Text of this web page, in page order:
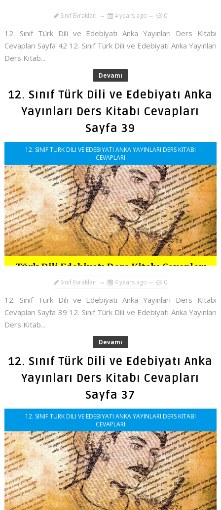
Sınıf Evrakları 4 years ago 0
12. Sınıf Türk Dili ve Edebiyatı Anka Yayınları Ders Kitabı
Cevapları Sayfa 42 12. Sınıf Türk Dili ve Edebiyatı Anka Yayınları
Ders Kitab...
Devamı
12. Sınıf Türk Dili ve Edebiyatı Anka
Yayınları Ders Kitabı Cevapları
Sayfa 39
12. SINIF TÜRK DILI VE EDEBIYATI ANKA YAYINLARI DERS KITABI
CEVAPLARI
Sınıf Evrakları 4 years ago 0
12. Sınıf Türk Dili ve Edebiyatı Anka Yayınları Ders Kitabı
Cevapları Sayfa 39 12. Sınıf Türk Dili ve Edebiyatı Anka Yayınları
Ders Kitab...
Devamı
12. Sınıf Türk Dili ve Edebiyatı Anka
Yayınları Ders Kitabı Cevapları
Sayfa 37
12. SINIF TÜRK DILI VE EDEBIYATI ANKA YAYINLARI DERS KITABI
CEVAPLARI